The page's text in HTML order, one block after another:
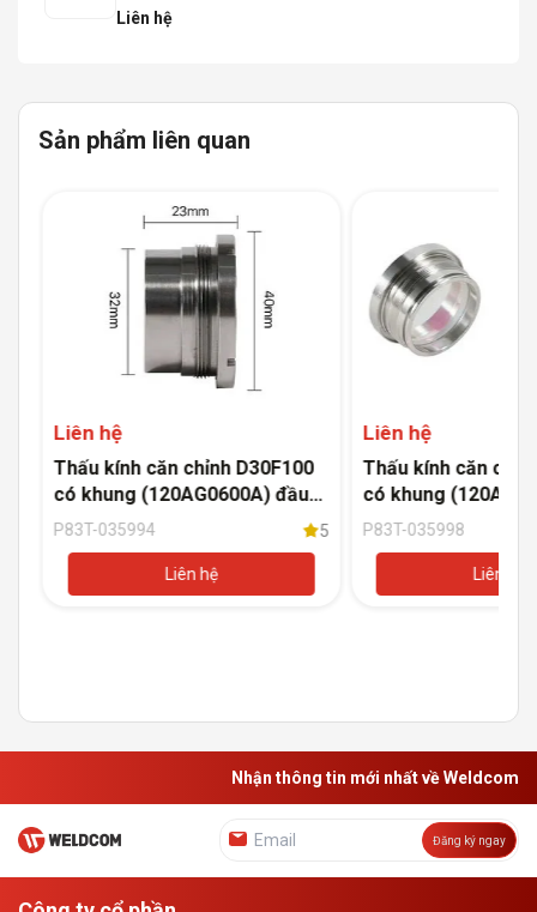
Liên hệ
Sản phẩm liên quan
Liên hệ
Thấu kính căn chỉnh D30F100
có khung (120AG0600A) đầu
cắt Raytools BM111
P83T-035994 5
Liên hệ
Liên hệ
Thấu kính căn
có khung
cắt Raytools
P83T-035998
Liên hệ
Nhận thông tin mới nhất về Weldcom
Đăng ký ngay